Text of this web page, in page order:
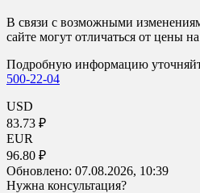
В связи с возможными
сайте могут отличаться от цены
Подробную информацию
500-22-04
USD
83.73 ₽
EUR
96.80 ₽
Обновлено: 07.08.2026, 10:39
Нужна консультация?